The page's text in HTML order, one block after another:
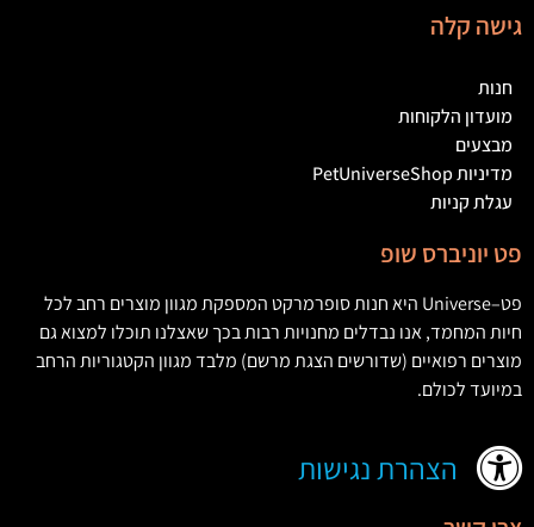
גישה קלה
חנות
מועדון הלקוחות
מבצעים
מדיניות PetUniverseShop
עגלת קניות
פט יוניברס שופ
פט–
Universe היא חנות סופרמרקט המספקת מגוון מוצרים רחב לכל
חיות המחמד,אנו נבדלים מחנויות רבות בכך שאצלנו תוכלו למצוא גם
מוצרים רפואיים (שדורשים הצגת מרשם) מלבד מגוון הקטגוריות הרחב
במיועד לכולם.
הצהרת נגישות